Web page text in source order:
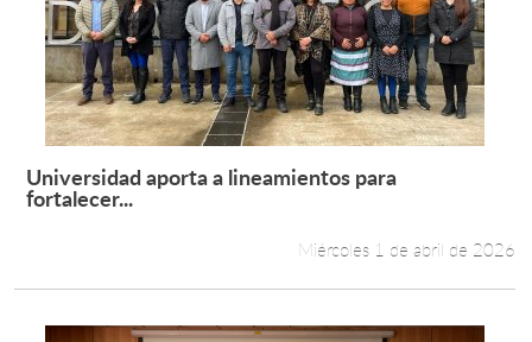
Leer más +
Universidad aporta a lineamientos para
fortalecer...
Miércoles 1 de abril de 2026